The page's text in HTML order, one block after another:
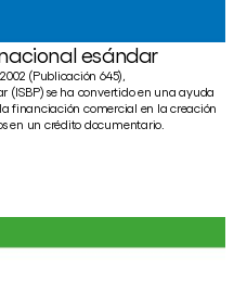
esándar
(Publicación 645),
se ha convertido en una ayuda
financiación comercial en la creación
en un crédito documentario.